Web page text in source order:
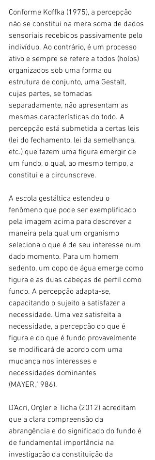
Conforme Koffka (1975), a percepção
não se constitui na mera soma de dados
sensoriais recebidos passivamente pelo
indivíduo. Ao contrário, é um processo
ativo e sempre se refere a todos (holos)
organizados sob uma forma ou
estrutura de conjunto, uma Gestalt,
cujas partes, se tomadas
separadamente, não apresentam as
mesmas características do todo. A
percepção está submetida a certas leis
(lei do fechamento, lei da semelhança,
etc.) que fazem uma figura emergir de
um fundo, o qual, ao mesmo tempo, a
constitui e a circunscreve.
A escola gestáltica estendeu o
fenômeno que pode ser exemplificado
pela imagem acima para descrever a
maneira pela qual um organismo
seleciona o que é de seu interesse num
dado momento. Para um homem
sedento, um copo de água emerge como
figura e as duas cabeças de perfil como
fundo. A percepção adapta-se,
capacitando o sujeito a satisfazer a
necessidade. Uma vez satisfeita a
necessidade, a percepção do que é
figura e do que é fundo provavelmente
se modificará de acordo com uma
mudança nos interesses e
necessidades dominantes
(MAYER,1986).
D’Acri, Orgler e Ticha (2012) acreditam
que a clara compreensão da
abrangência e do significado do fundo é
de fundamental importância na
investigação da constituição da